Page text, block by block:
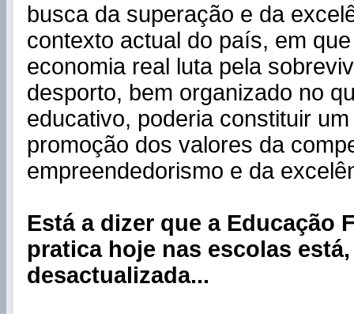
busca da superação e da
contexto actual do país, em
economia real luta pela
desporto, bem organizado no
educativo, poderia constituir
promoção dos valores da
empreendedorismo e da
Está a dizer que a Educação
pratica hoje nas escolas
desactualizada...